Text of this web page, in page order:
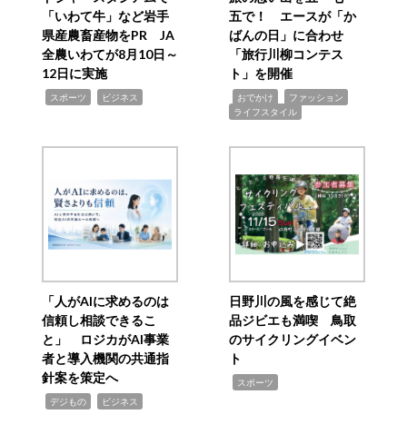
「いわて牛」など岩手
県産農畜産物をPR JA
全農いわてが8月10日～
12日に実施
スポーツ ビジネス
五で！ エースが「か
ばんの日」に合わせ
「旅行川柳コンテス
ト」を開催
おでかけ ファッション
ライフスタイル
「人がAIに求めるのは
信頼し相談できるこ
と」 ロジカがAI事業
者と導入機関の共通指
針案を策定へ
デジもの ビジネス
日野川の風を感じて絶
品ジビエも満喫 鳥取
のサイクリングイベン
ト
スポーツ